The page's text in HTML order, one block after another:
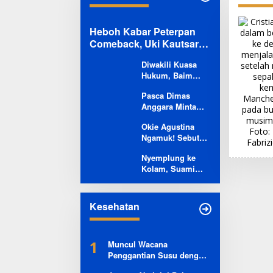
Heboh Kabar Peterpan
Comeback, Uki Kautsar
Diwakili Kuasa
Hukum, Baim
Keras Paula
Verhoeven Temui
Pasca Dimas
Anggara Minta
Alvaro, Pasha
Ungu: Insya Allah
Hikmahnya
Okie Agustina
Ngamuk! Sebut
Tak Profesional
pasca Insiden
Pemukulan
Kiesha Alvaro di
Nyemplung ke
Kolam, Suami
Gegara Alamai
Kesehatan
1
Muncul Wacana
Penggantian Susu dengan